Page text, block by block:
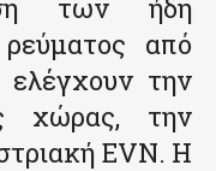
των ήδη
από
ελέγχουν την
χώρας, την
EVN. Η